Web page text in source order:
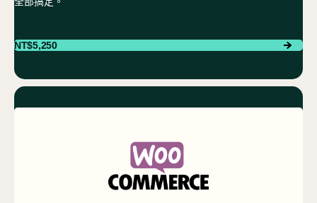
NT$5,250